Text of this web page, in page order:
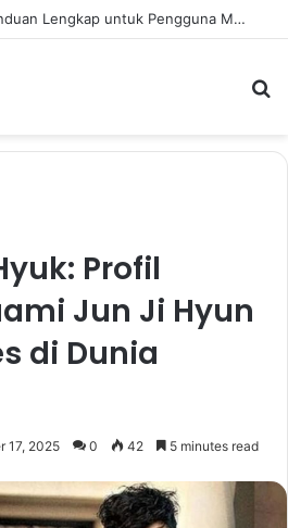
Dutamovie21 Pro: Panduan Lengkap untuk Pengguna Modern
Profil
Jun Ji Hyun
di Dunia
17, 2025 0 42 5 minutes read